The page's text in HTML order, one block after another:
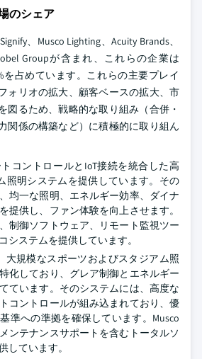
のシェア
、Musco Lighting、Acuity Brands、
Groupが含まれ、これらの企業は
を占めています。これらの主要プレイ
ォリオの拡大、顧客ベースの拡大、市
図るため、戦略的な取り組み（合併・
関係の構築など）に積極的に取り組ん
コントロールとIoT接続を統合した高
照明システムを提供しています。その
均一な照明、エネルギー効率、ダイナ
提供し、ファン体験を向上させます。
制御ソフトウェア、リモート監視ツー
システムを提供しています。
大規模なスポーツおよびスタジアム照
化しており、グレア制御とエネルギー
ています。そのシステムには、高度な
コントロールが組み込まれており、優
準への準拠を確保しています。Musco
ンテナンスサポートを含むトータルソ
しています。